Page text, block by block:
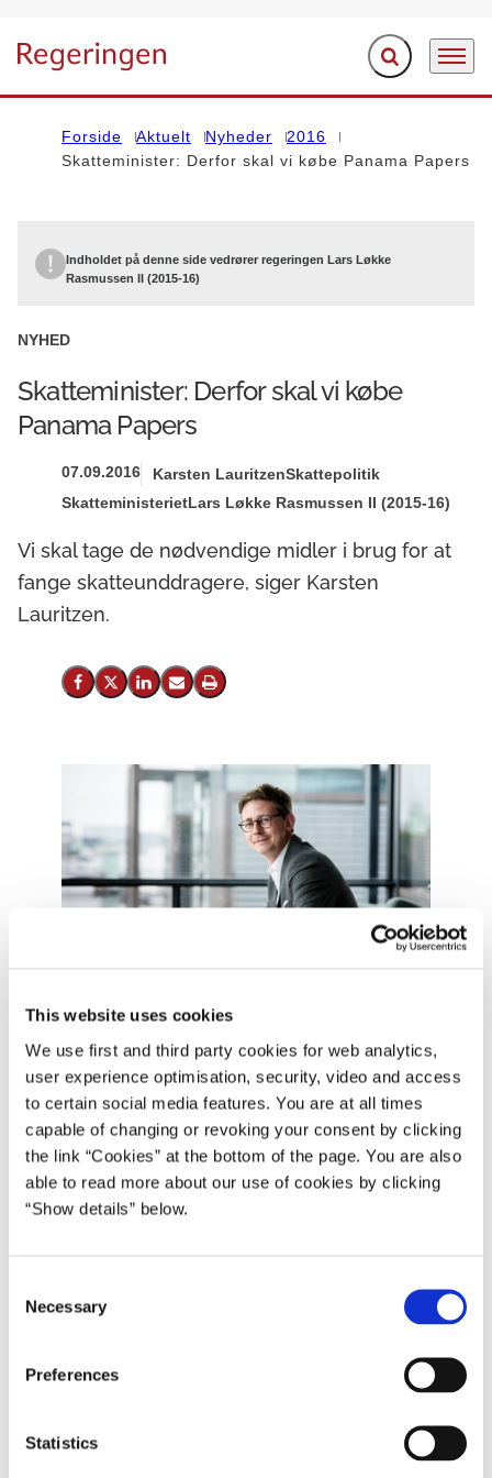
This website uses cookies
We use first and third party cookies for web analytics,
user experience optimisation, security, video and access
to certain social media features. You are at all times
capable of changing or revoking your consent by clicking
the link “Cookies” at the bottom of the page. You are also
able to read more about our use of cookies by clicking
“Show details” below.
Necessary
Preferences
Statistics
Gå til forsiden Fold søgefelt ud
Menu
Forside Aktuelt Nyheder
2016
Skatteminister: Derfor skal vi købe Panama Papers
Indholdet på denne side vedrører regeringen Lars Løkke
Rasmussen II (2015-16)
NYHED
Skatteminister: Derfor skal vi købe
Panama Papers
07.09.2016 Karsten LauritzenSkattepolitik
SkatteministerietLars Løkke Rasmussen II (2015-16)
Vi skal tage de nødvendige midler i brug for at
fange skatteunddragere, siger Karsten
Lauritzen.
Del på Facebook
Del på X (Twitter)
Del på LinkedIn
Send email
Print
Skatteminister Karsten Lauritzen har besluttet at give
SKAT tilladelse til at købe datamateriale fra de lækkede
Panama Papers for et mindre millionbeløb. Det sker efter
drøftelse med et bredt politisk flertal.
”Vi skal tage de nødvendige midler i brug for at fange
skatteunddragere, der gemmer formuerne væk i f.eks.
materialet. Vi kan ikke være sikre på slutresultatet, men alt
tyder på, at det er brugbare oplysninger, som SKAT nu skal
problemer forbundet med at købe lækkede oplysninger, og
derfor skal skattevæsnet generelt være varsom med det.